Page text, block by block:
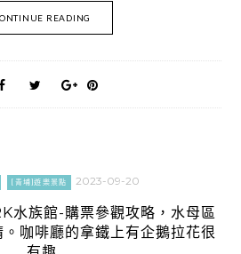
READING
[青埔]遊樂景點 2023-09-20
水族館-購票參觀攻略，水母區
咖啡廳的拿鐵上有企鵝拉花很